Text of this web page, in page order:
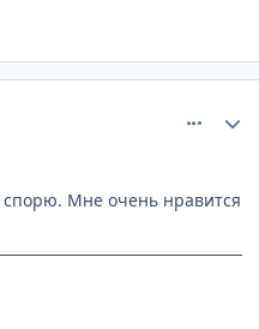
Мне очень нравится